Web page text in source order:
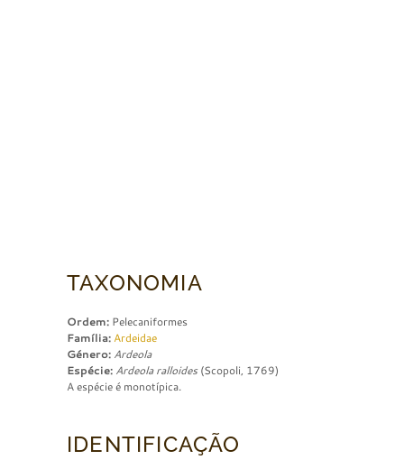
TAXONOMIA
Ordem: Pelecaniformes
Família: Ardeidae
Género: Ardeola
Espécie: Ardeola ralloides(Scopoli, 1769)
A espécie é monotípica.
IDENTIFICAÇÃO